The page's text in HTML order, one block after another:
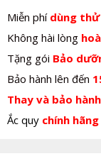
Miễn phí dùng
Không hài lòng
Tặng gói Bảo
Bảo hành lên đến
Thay và bảo
Ắc quy chính